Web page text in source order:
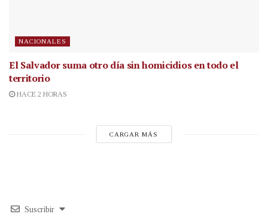
NACIONALES
El Salvador suma otro día sin homicidios en todo el
territorio
HACE 2 HORAS
CARGAR MÁS
Suscribir